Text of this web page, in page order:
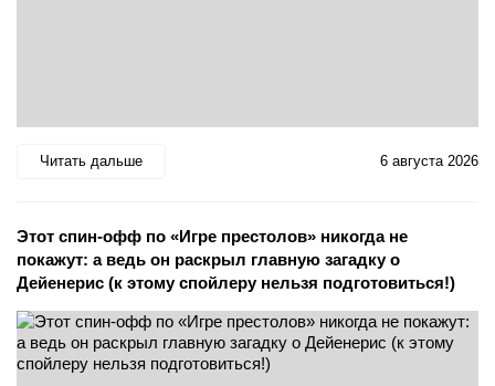
Читать дальше 6 августа 2026
Этот спин-офф по «Игре престолов» никогда не
покажут: а ведь он раскрыл главную загадку о
Дейенерис (к этому спойлеру нельзя подготовиться!)